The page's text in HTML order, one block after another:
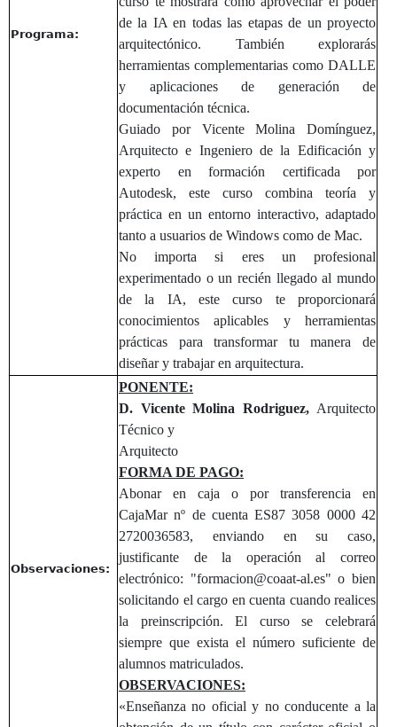
Programa:
de la IA en todas las etapas de un proyecto
arquitectónico. También explorarás
herramientas complementarias como DALLE
y aplicaciones de generación de
documentación técnica.
Guiado por Vicente Molina Domínguez,
Arquitecto e Ingeniero de la Edificación y
experto en formación certificada por
Autodesk, este curso combina teoría y
práctica en un entorno interactivo, adaptado
tanto a usuarios de Windows como de Mac.
No importa si eres un profesional
experimentado o un recién llegado al mundo
de la IA, este curso te proporcionará
conocimientos aplicables y herramientas
prácticas para transformar tu manera de
diseñar y trabajar en arquitectura.
Observaciones:
PONENTE:
D. Vicente Molina Rodriguez, Arquitecto
Técnico y
Arquitecto
FORMA DE PAGO:
Abonar en caja o por transferencia en
CajaMar nº de cuenta ES87 3058 0000 42
2720036583, enviando en su caso,
justificante de la operación al correo
electrónico: "formacion@coaat-al.es" o bien
solicitando el cargo en cuenta cuando realices
la preinscripción. El curso se celebrará
siempre que exista el número suficiente de
alumnos matriculados.
OBSERVACIONES:
«Enseñanza no oficial y no conducente a la